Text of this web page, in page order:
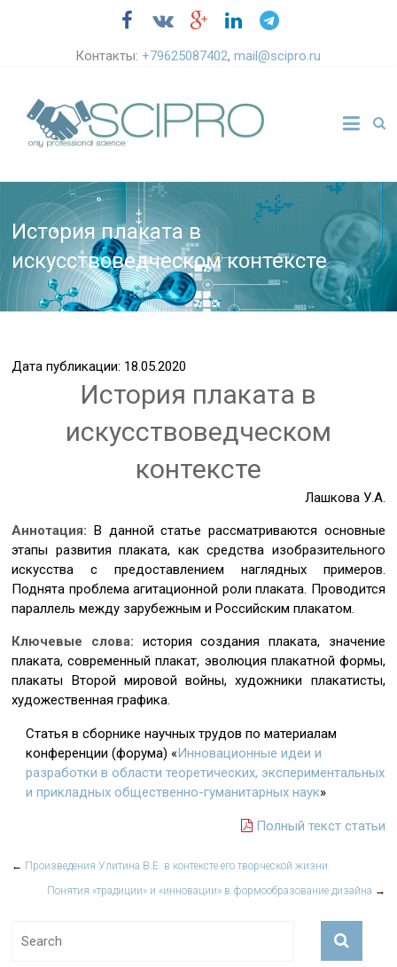
Контакты:+79625087402,mail@scipro.ru
История плаката в
искусствоведческом контексте
Дата публикации: 18.05.2020
История плаката в
искусствоведческом
контексте
Лашкова У.А.
Аннотация:В данной статье рассматриваются основные
этапы развития плаката, как средства изобразительного
искусства с предоставлением наглядных примеров.
Поднята проблема агитационной роли плаката. Проводится
параллель между зарубежным и Российским плакатом.
Ключевые слова: история создания плаката, значение
плаката, современный плакат, эволюция плакатной формы,
плакаты Второй мировой войны, художники плакатисты,
художественная графика.
Статья в сборнике научных трудов по материалам
конференции (форума) «Инновационные идеи и
разработки в области теоретических, экспериментальных
и прикладных общественно-гуманитарных наук»
Полный текст статьи
← Произведения Улитина В.Е. в контексте его творческой жизни.
Понятия «традиции» и «инновации» в формообразование дизайна →